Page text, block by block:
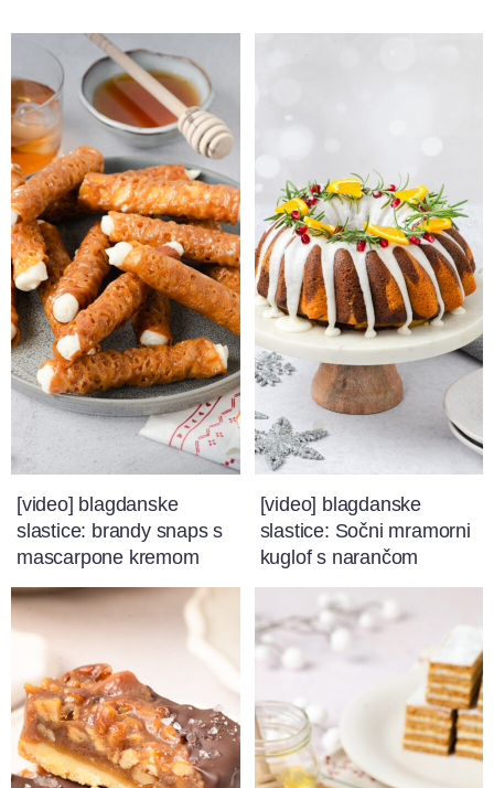
[video] blagdanske
slastice: brandy snaps s
mascarpone kremom
[video] blagdanske
slastice: Sočni mramorni
kuglof s narančom